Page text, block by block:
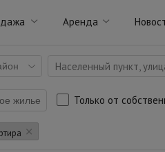
Аренда
Населенный пункт,
жилье Только от